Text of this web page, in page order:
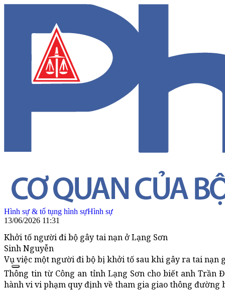
Hình sự & tố tụng hình sựHình sự
13/06/2026 11:31
Khởi tố người đi bộ gây tai nạn ở Lạng Sơn
Sinh Nguyễn
Vụ việc một người đi bộ bị khởi tố sau khi gây ra tai
Thông tin từ Công an tỉnh Lạng Sơn cho biết anh Trần
hành vi vi phạm quy định về tham gia giao thông đường